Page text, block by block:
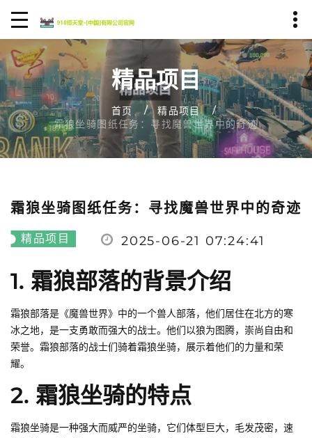
精品项目
首页
精品项目
霜狼坐骑图纸任务：寻找魔兽世界中的奇迹
霜狼坐骑图纸任务：寻找魔兽世界中的奇迹
精品项目 2025-06-21 07:24:41
1. 霜狼部落的背景介绍
霜狼部落是《魔兽世界》中的一个兽人部落，他们居住在北方的寒
冰之地，是一支勇敢而强大的战士。他们以狼为图腾，崇尚自由和
荣誉。霜狼部落的战士们骑着霜狼坐骑，展示着他们的力量和荣
耀。
2. 霜狼坐骑的特点
霜狼坐骑是一种强大而威严的坐骑，它们体型巨大，毛发茂密，速